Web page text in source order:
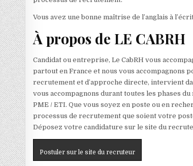
Vous avez une bonne maîtrise de l’anglais à
À propos de LE CABRH
Candidat ou entreprise, Le CabRH vous
partout en France et nous vous accompagnons
recrutement et d’approche directe, intervient
vous accompagnons durant toutes les phases
PME / ETI. Que vous soyez en poste ou en
processus de recrutement que soient votre
Déposez votre candidature sur le site du
Postuler sur le site du recruteur